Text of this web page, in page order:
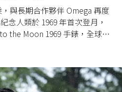
與長期合作夥伴 Omega 再度
人類於 1969 年首次登月，
the Moon 1969 手錶，全球限